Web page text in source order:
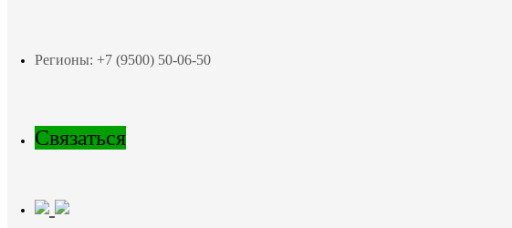
Регионы: +7 (9500) 50-06-50
Связаться